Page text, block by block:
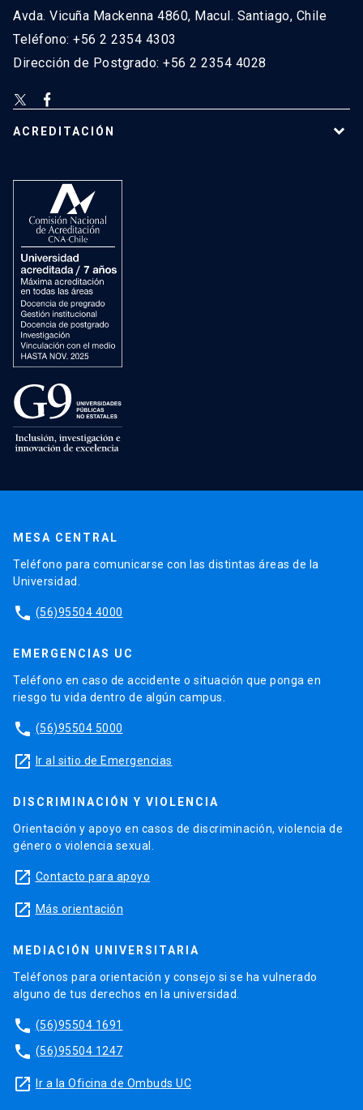
Avda. Vicuña Mackenna 4860, Macul. Santiago, Chile
Teléfono: +56 2 2354 4303
Dirección de Postgrado: +56 2 2354 4028
ACREDITACIÓN
MESA CENTRAL
Teléfono para comunicarse con las distintas áreas de la
Universidad.
phone (56)95504 4000
EMERGENCIAS UC
Teléfono en caso de accidente o situación que ponga en
riesgo tu vida dentro de algún campus.
phone (56)95504 5000
launch Ir al sitio de Emergencias
DISCRIMINACIÓN Y VIOLENCIA
Orientación y apoyo en casos de discriminación, violencia de
género o violencia sexual.
launch Contacto para apoyo
launch Más orientación
MEDIACIÓN UNIVERSITARIA
Teléfonos para orientación y consejo si se ha vulnerado
alguno de tus derechos en la universidad.
phone (56)95504 1691
phone (56)95504 1247
launch Ir a la Oficina de Ombuds UC